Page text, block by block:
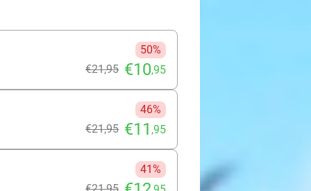
50%
€21,95 €10,95
46%
€21,95 €11 ,95
41%